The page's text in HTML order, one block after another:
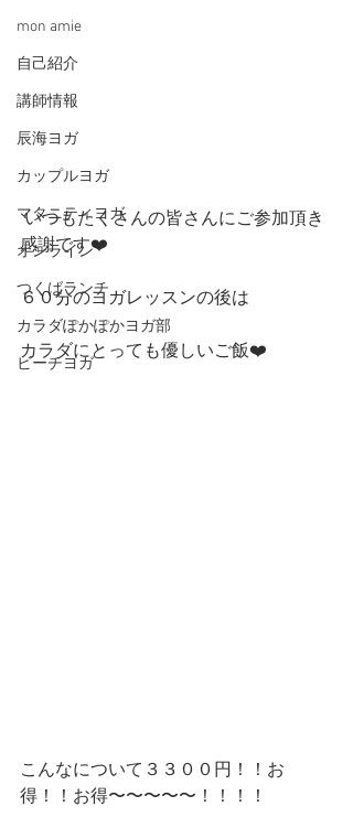
mon amie
自己紹介
講師情報
辰海ヨガ
カップルヨガ
マタニティヨガ
オンライン
つくばランチ
カラダぽかぽかヨガ部
ビーチヨガ
いつもたくさんの皆さんにご参加頂き
感謝です❤️
６０分のヨガレッスンの後は
カラダにとっても優しいご飯❤️
こんなについて３３００円！！お
得！！お得〜〜〜〜〜！！！！